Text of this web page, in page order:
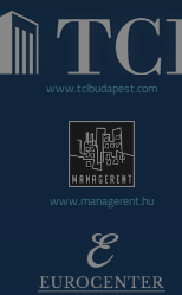
www.tclbudapest.com
www.managerent.hu